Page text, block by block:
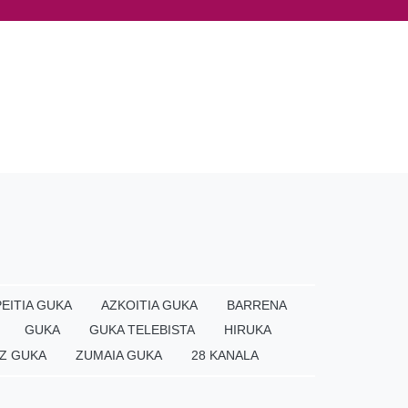
GUKA AZKOITIA GUKA
BARRENA
GUKA GUKA TELEBISTA
HIRUKA
GUKA ZUMAIA GUKA 28 KANALA